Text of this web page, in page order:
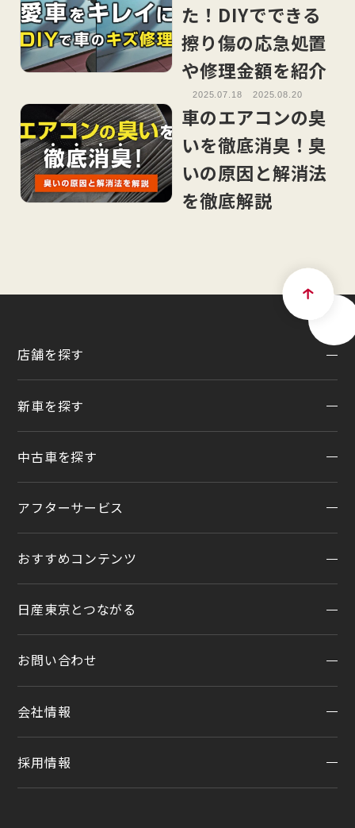
た！DIYでできる
擦り傷の応急処置
や修理金額を紹介
2025.07.18 2025.08.20
車のエアコンの臭
いを徹底消臭！臭
いの原因と解消法
を徹底解説
店舗を探す
地域から探す
店舗リニューアル情報
店舗統合・移転のお知らせ
新車を探す
試乗車・展示車検索
クルマのサブスク（P.O.P）
オンライン相談予約
オンライン見積り
カタログ請求
カーラインアップ
中古車を探す
在庫車一覧
アフターサービス
アフターサービスTOP
点検
メンテプロパック
季節のおすすめ商品
車内空間の商品
おすすめコンテンツ
おすすめコンテンツ
日産東京とつながる
公式LINEアカウント
公式Youtubeアカウント
コラム「クルマと暮らす」
お問い合わせ
お問い合わせTOP
会社情報
会社情報
採用情報